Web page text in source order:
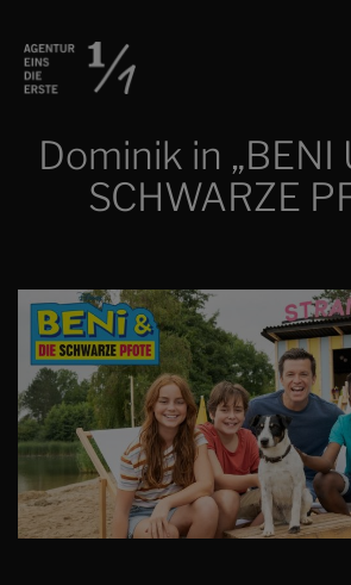
Inhalt
springen
Schauspielagentur
Agentur
die
Dominik in „BENI
SCHWARZE